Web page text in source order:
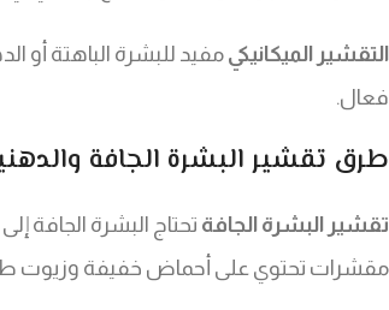
التقشير الميكانيكي مفيد للبشرة الباهتة أو
فعال.
طرق تقشير البشرة الجافة
تقشير البشرة الجافة تحتاج البشرة الجافة
مقشرات تحتوي على أحماض خفيفة وزيوت